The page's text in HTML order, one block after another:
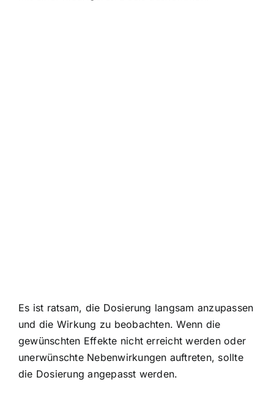
Es ist ratsam, die Dosierung langsam anzupassen
und die Wirkung zu beobachten. Wenn die
gewünschten Effekte nicht erreicht werden oder
unerwünschte Nebenwirkungen auftreten, sollte
die Dosierung angepasst werden.